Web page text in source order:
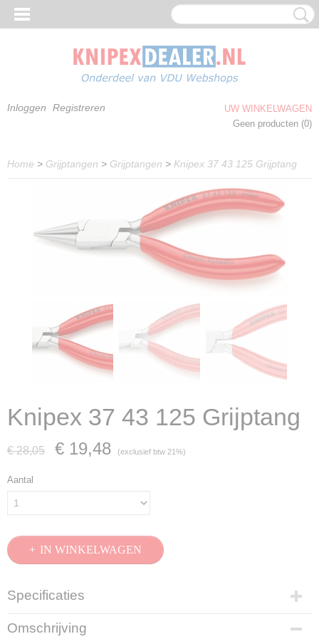
Inloggen Registreren
UW WINKELWAGEN
Geen producten (0)
Home > Grijptangen > Grijptangen > Knipex 37 43 125 Grijptang
Knipex 37 43 125 Grijptang
€ 28,05 € 19,48 (exclusief btw 21%)
Aantal
IN WINKELWAGEN
Specificaties
Productcode
37 43 125
Omschrijving